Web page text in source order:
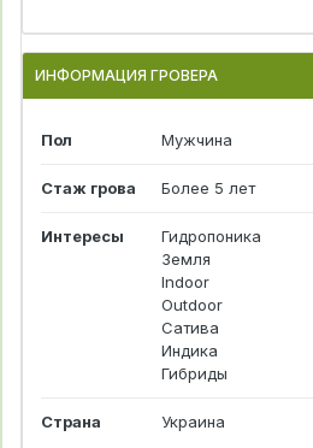
ИНФОРМАЦИЯ ГРОВЕРА
Пол Мужчина
Стаж грова Более 5 лет
Интересы
Гидропоника
Земля
Indoor
Outdoor
Сатива
Индика
Гибриды
Страна Украина